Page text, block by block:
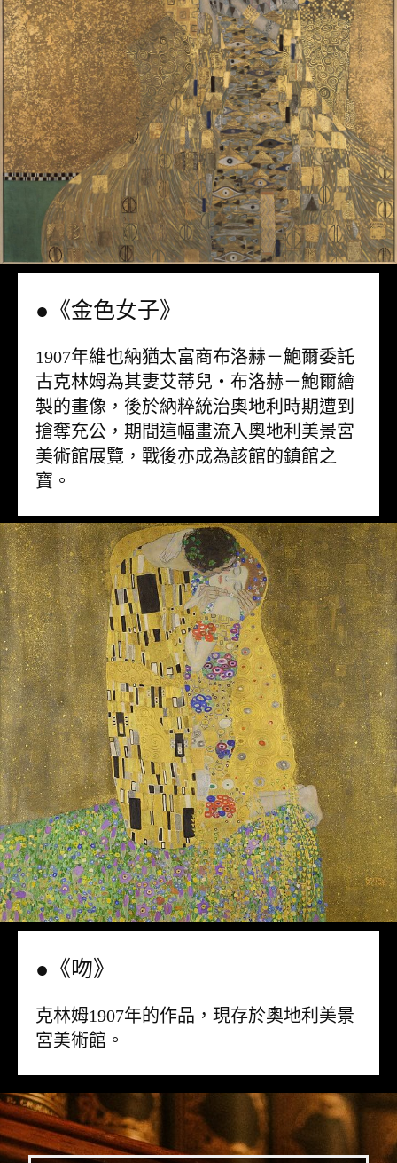
●《金色女子》
1907年維也納猶太富商布洛赫－鮑爾委託
古克林姆為其妻艾蒂兒・布洛赫－鮑爾繪
製的畫像，後於納粹統治奧地利時期遭到
搶奪充公，期間這幅畫流入奧地利美景宮
美術館展覽，戰後亦成為該館的鎮館之
寶。
●《吻》
克林姆1907年的作品，現存於奧地利美景
宮美術館。